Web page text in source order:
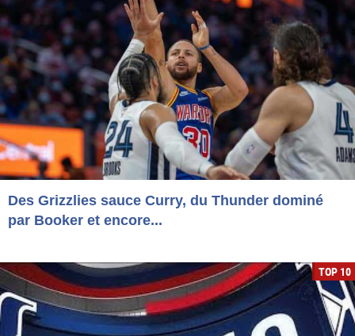
Des Grizzlies sauce Curry, du Thunder dominé
par Booker et encore...
TOP 10